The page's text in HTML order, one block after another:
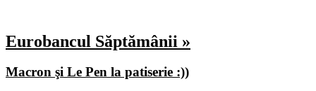
Eurobancul Săptămânii »
Macron şi Le Pen la patiserie :))